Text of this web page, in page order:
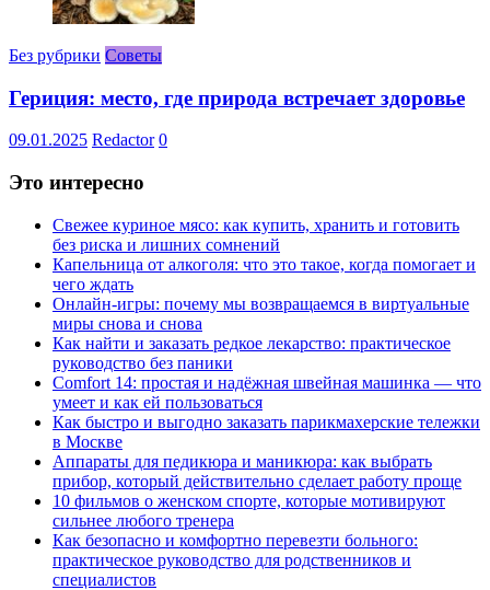
Без рубрики Советы
Гериция: место, где природа встречает здоровье
09.01.2025 Redactor 0
Это интересно
Свежее куриное мясо: как купить, хранить и готовить
без риска и лишних сомнений
Капельница от алкоголя: что это такое, когда помогает и
чего ждать
Онлайн-игры: почему мы возвращаемся в виртуальные
миры снова и снова
Как найти и заказать редкое лекарство: практическое
руководство без паники
Comfort 14: простая и надёжная швейная машинка — что
умеет и как ей пользоваться
Как быстро и выгодно заказать парикмахерские тележки
в Москве
Аппараты для педикюра и маникюра: как выбрать
прибор, который действительно сделает работу проще
10 фильмов о женском спорте, которые мотивируют
сильнее любого тренера
Как безопасно и комфортно перевезти больного:
практическое руководство для родственников и
специалистов